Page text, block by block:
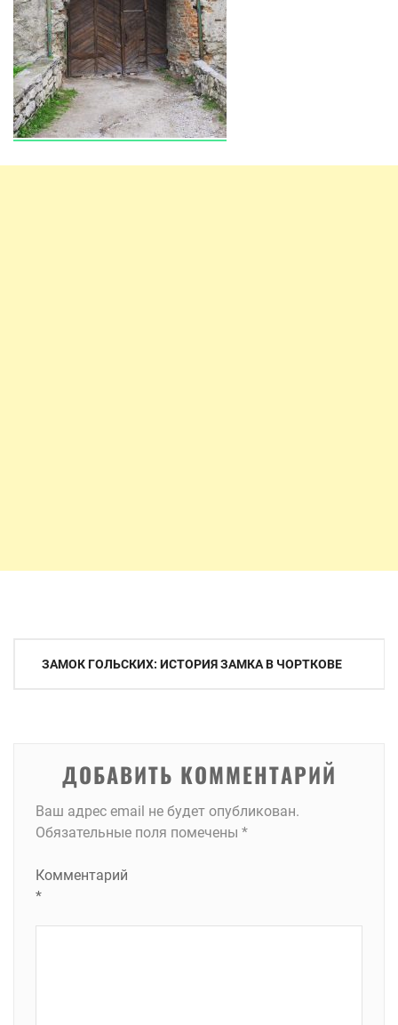
Навигация
ЗАМОК ГОЛЬСКИХ: ИСТОРИЯ ЗАМКА В ЧОРТКОВЕ
ДОБАВИТЬ КОММЕНТАРИЙ
Ваш адрес email не будет опубликован.
Обязательные поля помечены *
Комментарий
*